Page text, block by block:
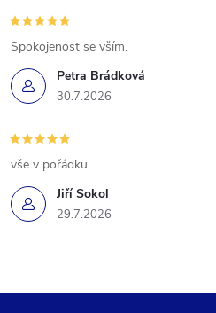
Petra Brádková
30.7.2026
Spokojenost se vším.
Jiří Sokol
29.7.2026
vše v pořádku